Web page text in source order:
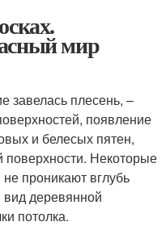
мир
завелась плесень, –
появление
и белесых пятен,
Некоторые
проникают вглубь
деревянной
потолка.